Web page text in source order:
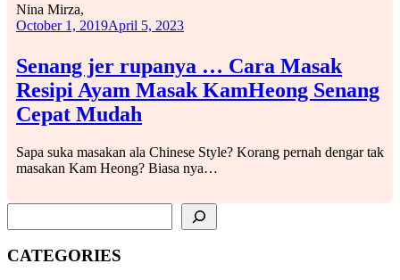
Senang jer rupanya … Cara Masak
Resipi Ayam Masak KamHeong Senang
Cepat Mudah
Nina Mirza,
October 1, 2019April 5, 2023
Sapa suka masakan ala Chinese Style? Korang pernah dengar tak
masakan Kam Heong? Biasa nya…
CATEGORIES